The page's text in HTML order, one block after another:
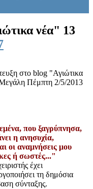
νέα" 13
στο blog "Αγιώτικα
Πέμπτη 2/5/2013
που ξαγρύπνησα,
η ανησυχία,
οι αναμνήσεις μου
ή σωστές..."
έχει
τη δημόσια
σύνταξης.